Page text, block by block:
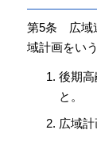
第5条 広域
域計画をい
後期
と。
広域計